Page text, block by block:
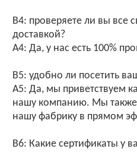
В4: проверяете ли вы все
доставкой?
А4: Да, у нас есть 100%
В5: удобно ли посетить
A5: Да, мы приветствуем
нашу компанию. Мы также
нашу фабрику в прямом
В6: Какие сертификаты у